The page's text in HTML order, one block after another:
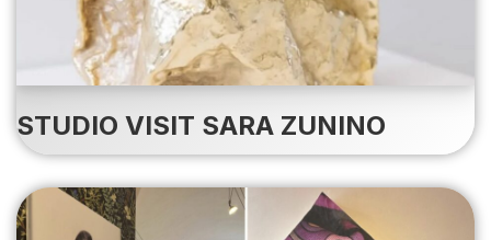
STUDIO VISIT SARA ZUNINO